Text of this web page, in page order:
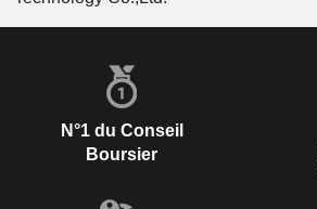
N°1 du Conseil
Boursier